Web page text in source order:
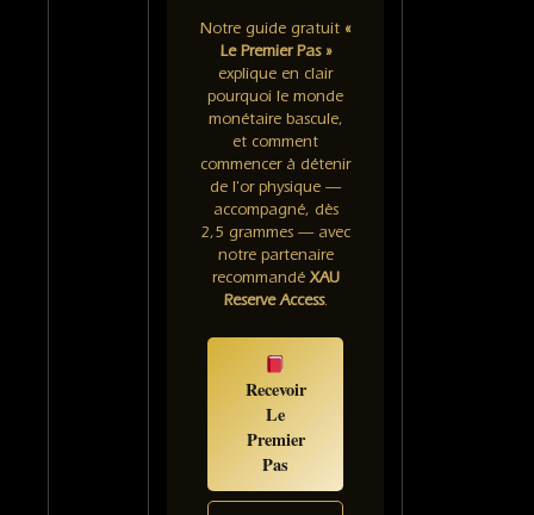
Notre guide gratuit «
Le Premier Pas »
explique en clair
pourquoi le monde
monétaire bascule,
et comment
commencer à détenir
de l'or physique —
accompagné, dès
2,5 grammes — avec
notre partenaire
recommandéXAU
Reserve Access.
Recevoir
Le
Premier
Pas